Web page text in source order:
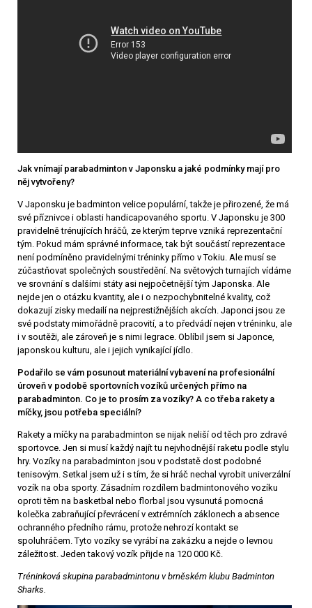
Jak vnímají parabadminton v Japonsku a jaké podmínky mají pro
něj vytvořeny?
V Japonsku je badminton velice populární, takže je přirozené, že má
své příznivce i oblasti handicapovaného sportu. V Japonsku je 300
pravidelně trénujících hráčů, ze kterým teprve vzniká reprezentační
tým. Pokud mám správné informace, tak být součástí reprezentace
není podmíněno pravidelnými tréninky přímo v Tokiu. Ale musí se
zúčastňovat společných soustředění. Na světových turnajích vídáme
ve srovnání s dalšími státy asi nejpočetnější tým Japonska. Ale
nejde jen o otázku kvantity, ale i o nezpochybnitelné kvality, což
dokazují zisky medailí na nejprestižnějších akcích. Japonci jsou ze
své podstaty mimořádně pracovití, a to předvádí nejen v tréninku, ale
i v soutěži, ale zároveň je s nimi legrace. Oblíbil jsem si Japonce,
japonskou kulturu, ale i jejich vynikající jídlo.
Podařilo se vám posunout materiální vybavení na profesionální
úroveň v podobě sportovních vozíků určených přímo na
parabadminton. Co je to prosím za vozíky? A co třeba rakety a
míčky, jsou potřeba speciální?
Rakety a míčky na parabadminton se nijak neliší od těch pro zdravé
sportovce. Jen si musí každý najít tu nejvhodnější raketu podle stylu
hry. Vozíky na parabadminton jsou v podstatě dost podobné
tenisovým. Setkal jsem už i s tím, že si hráč nechal vyrobit univerzální
vozík na oba sporty. Zásadním rozdílem badmintonového vozíku
oproti těm na basketbal nebo florbal jsou vysunutá pomocná
kolečka zabraňující převrácení v extrémních záklonech a absence
ochranného předního rámu, protože nehrozí kontakt se
spoluhráčem. Tyto vozíky se vyrábí na zakázku a nejde o levnou
záležitost. Jeden takový vozík přijde na 120 000 Kč.
Tréninková skupina parabadmintonu v brněském klubu Badminton
Sharks.